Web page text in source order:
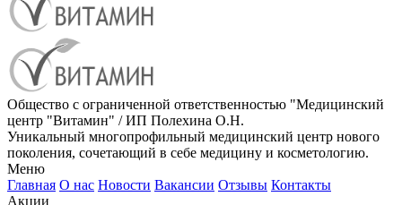
Общество с ограниченной ответственностью "Медицинский
центр "Витамин" / ИП Полехина О.Н.
Уникальный многопрофильный медицинский центр нового
поколения, сочетающий в себе медицину и косметологию.
Меню
Главная О нас Новости Вакансии Отзывы Контакты
Акции